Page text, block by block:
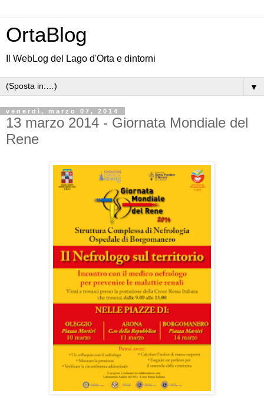
OrtaBlog
Il WebLog del Lago d'Orta e dintorni
▼
venerdì, marzo 07, 2014
13 marzo 2014 - Giornata Mondiale del
Rene